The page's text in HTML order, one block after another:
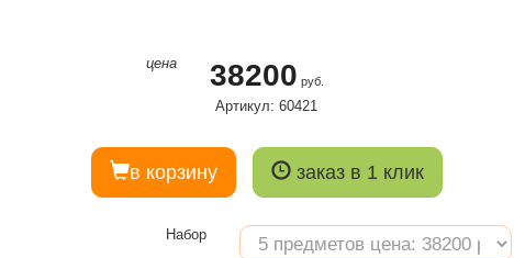
цена 38200 руб.
Артикул: 60421
в корзину заказ в 1 клик
Набор